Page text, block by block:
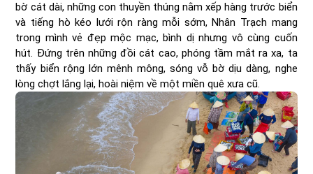
bờ cát dài, những con thuyền thúng nằm xếp hàng trước biển
và tiếng hò kéo lưới rộn ràng mỗi sớm, Nhân Trạch mang
trong mình vẻ đẹp mộc mạc, bình dị nhưng vô cùng cuốn
hút. Đứng trên những đồi cát cao, phóng tầm mắt ra xa, ta
thấy biển rộng lớn mênh mông, sóng vỗ bờ dịu dàng, nghe
lòng chợt lắng lại, hoài niệm về một miền quê xưa cũ.